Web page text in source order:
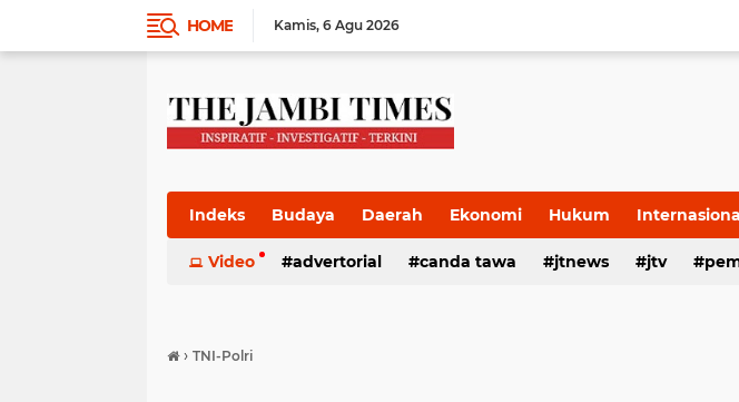
HOME Kamis 6 Agu 2026
Indeks Budaya Daerah Ekonomi Hukum
Pemkab Pemprov Politik Press Release Sport TNI
Video advertorial canda tawa jtnews jtv
› TNI-Polri